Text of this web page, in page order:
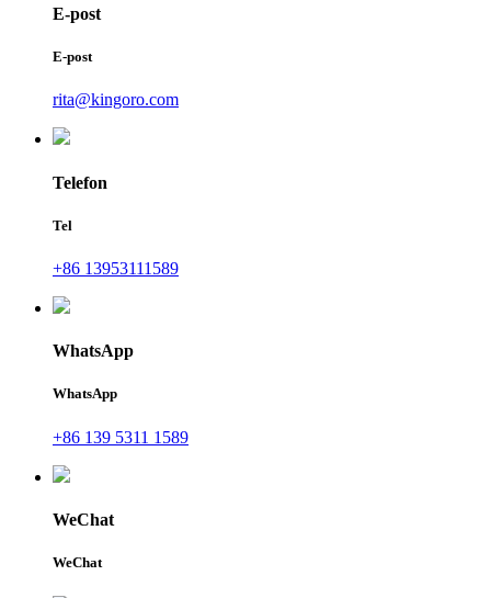
E-post
E-post
rita@kingoro.com
Telefon
Tel
+86 13953111589
WhatsApp
WhatsApp
+86 139 5311 1589
WeChat
WeChat